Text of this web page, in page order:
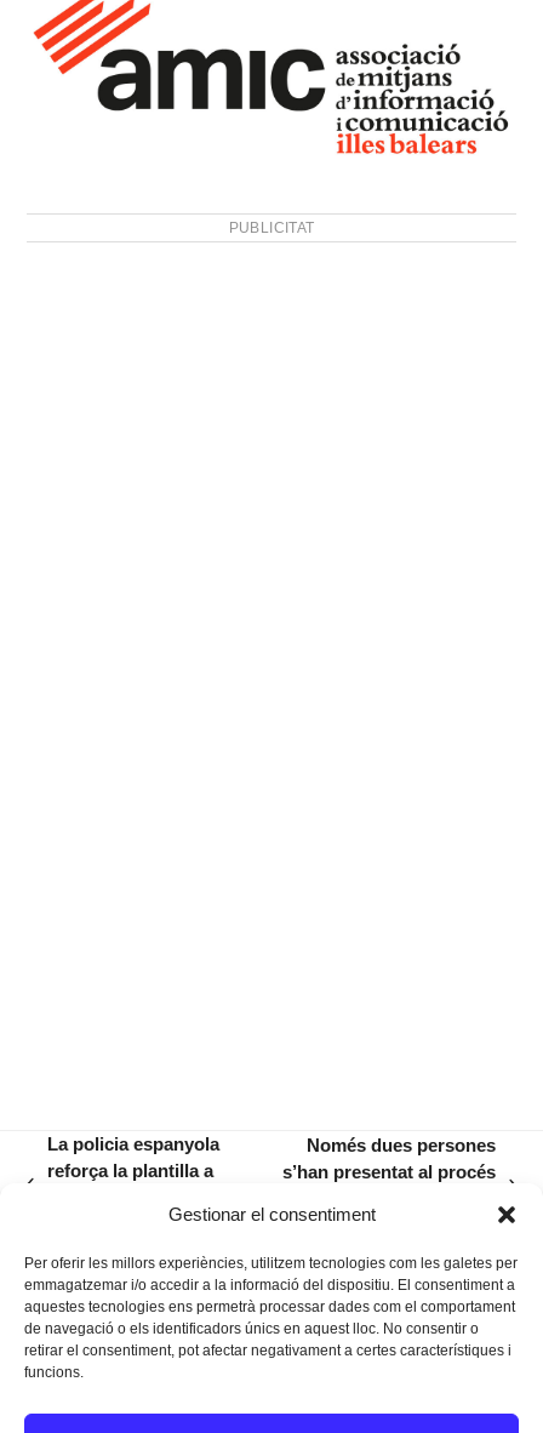
Gestionar el consentiment
Per oferir les millors experiències, utilitzem tecnologies com les galetes per
emmagatzemar i/o accedir a la informació del dispositiu. El consentiment a
aquestes tecnologies ens permetrà processar dades com el comportament
de navegació o els identificadors únics en aquest lloc. No consentir o
retirar el consentiment, pot afectar negativament a certes característiques i
funcions.
PUBLICITAT
La policia espanyola
reforça la plantilla a
l’Operació Estiu 2026
post:
Només dues persones
s’han presentat al procés
gerent del Teatre
Instagram
Facebook
Twitter